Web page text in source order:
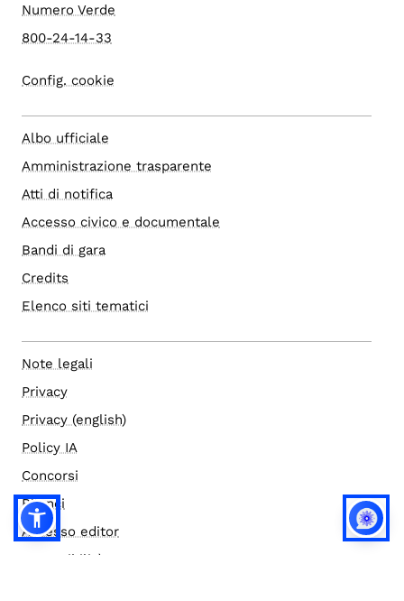
Numero Verde
800-24-14-33
Config. cookie
Albo ufficiale
Amministrazione trasparente
Atti di notifica
Accesso civico e documentale
Bandi di gara
Credits
Elenco siti tematici
Note legali
Privacy
Privacy (english)
Policy IA
Concorsi
Bilanci
Accesso editor
Accessibilità